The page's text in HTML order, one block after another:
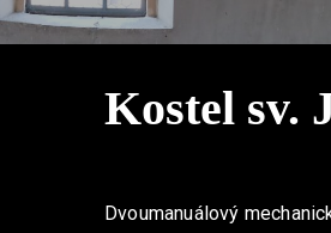
Kostel sv.
Dvoumanuálový